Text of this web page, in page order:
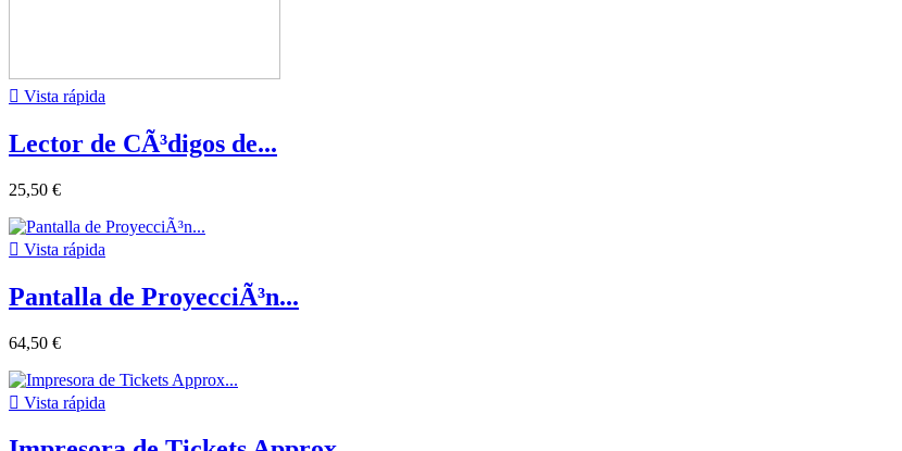
 Vista rápida
Lector de CÃ³digos de...
25,50 €
 Vista rápida
Pantalla de ProyecciÃ³n...
64,50 €
 Vista rápida